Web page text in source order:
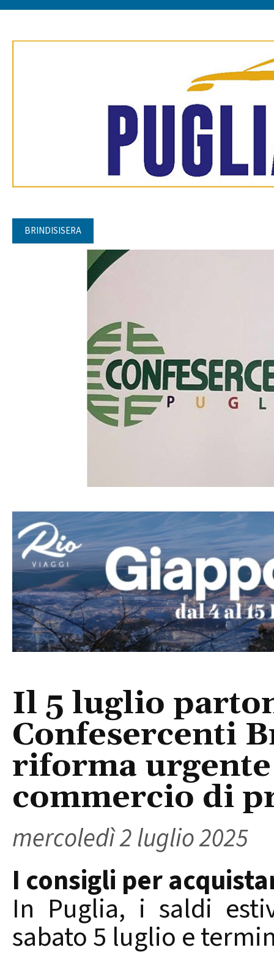
BRINDISISERA
Il 5 luglio
Confesercenti
riforma
commercio di
mercoledì 2 luglio 2025
I consigli per
In Puglia, i saldi
sabato 5 luglio e